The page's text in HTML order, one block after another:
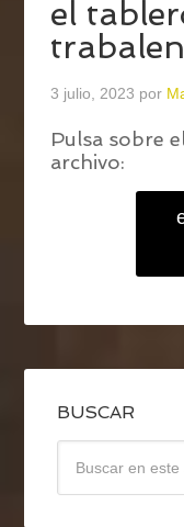
el
3 julio, 2023 por
Pulsa sobre
archivo:
BUSCAR